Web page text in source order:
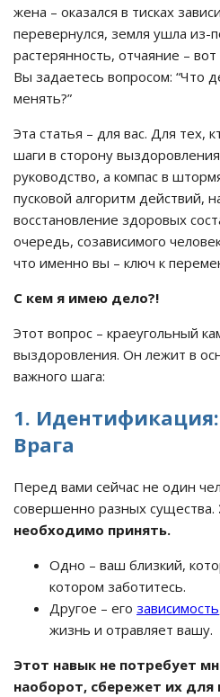
жена – оказался в тисках
перевернулся, земля ушла из-
растерянность, отчаяние –
Вы задаетесь вопросом: “Что
менять?”
Эта статья – для вас. Для тех,
шаги в сторону
руководство, а компас в
пусковой алгоритм действий,
восстановление здоровых
очередь, созависимого
что именно вы – ключ к
С кем я имею дело?!
Этот вопрос – краеугольный
выздоровления. Он лежит в
важного шага:
1. Идентификация:
Врага
Перед вами сейчас не один
совершенно разных существа.
необходимо принять.
Одно – ваш близкий,
котором заботитесь.
Другое – его зависимость
жизнь и отравляет вашу.
Этот навык не потребует
наоборот, сбережет их для